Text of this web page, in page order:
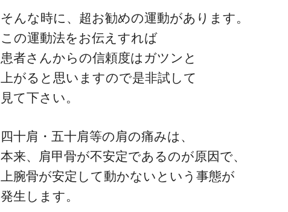
一流の整体師セミナー
無料映像＆ご案内ページ
そんな時に、超お勧めの運動があります。
この運動法をお伝えすれば
患者さんからの信頼度はガツンと
上がると思いますので是非試して
見て下さい。
四十肩・五十肩等の肩の痛みは、
本来、肩甲骨が不安定であるのが原因で、
上腕骨が安定して動かないという事態が
発生します。